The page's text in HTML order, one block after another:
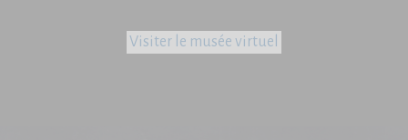
Visiter le musée virtuel